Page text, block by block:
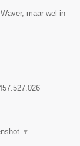
maar wel in
▼